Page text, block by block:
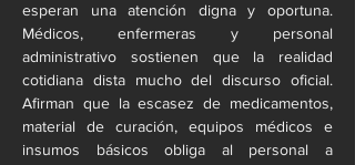
esperan una atención digna y oportuna.
Médicos, enfermeras y personal
administrativo sostienen que la realidad
cotidiana dista mucho del discurso oficial.
Afirman que la escasez de medicamentos,
material de curación, equipos médicos e
insumos básicos obliga al personal a